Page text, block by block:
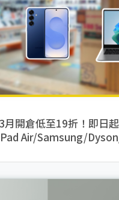
月開倉低至19折！即日
Air/Samsung/